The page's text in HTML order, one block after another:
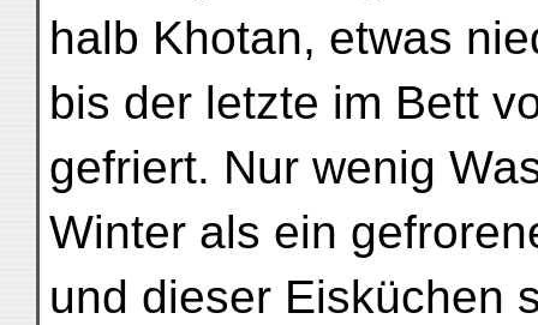
halb Khotan, etwas
bis der letzte im Bett
gefriert. Nur wenig
Winter als ein
und dieser Eisküchen